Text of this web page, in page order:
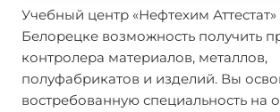
Учебный центр «Нефтехим Аттестат»
Белорецке возможность получить
контролера материалов, металлов,
полуфабрикатов и изделий. Вы
востребованную специальность на